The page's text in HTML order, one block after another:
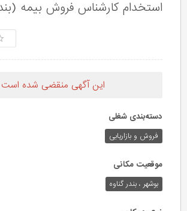
استخدام کارشناس فروش بیمه
این آگهی منقضی شده است
دسته‌بندی شغلی
فروش و بازاریابی
موقعیت مکانی
بوشهر ، بندر گناوه